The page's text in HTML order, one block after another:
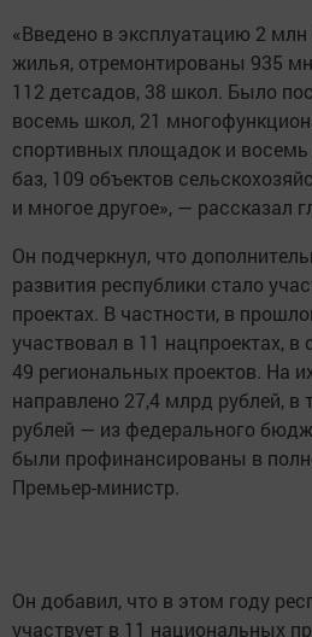
«Введено в эксплуатацию 2
жилья, отремонтированы 935
112 детсадов, 38 школ. Было
восемь школ, 21
спортивных площадок и
баз, 109 объектов
и многое другое», — рассказал
Он подчеркнул, что
развития республики стало
проектах. В частности, в
участвовал в 11 нацпроектах,
49 региональных проектов. На
направлено 27,4 млрд рублей, в
рублей — из федерального
были профинансированы в
Премьер-министр.
Он добавил, что в этом году
участвует в 11 национальных